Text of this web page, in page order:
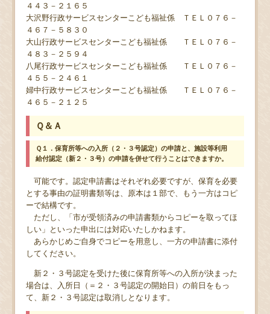
４４３－２１６５
大沢野行政サービスセンターこども福祉係 ＴＥＬ０７６－
４６７－５８３０
大山行政サービスセンターこども福祉係 ＴＥＬ０７６－
４８３－２５９４
八尾行政サービスセンターこども福祉係 ＴＥＬ０７６－
４５５－２４６１
婦中行政サービスセンターこども福祉係 ＴＥＬ０７６－
４６５－２１２５
Ｑ＆Ａ
Ｑ１．保育所等への入所（２・３号認定）の申請と、施設等利用
給付認定（新２・３号）の申請を併せて行うことはできますか。
可能です。認定申請書はそれぞれ必要ですが、保育を必要
とする事由の証明書類等は、原本は１部で、もう一方はコピ
ーで結構です。
ただし、「市が受領済みの申請書類からコピーを取ってほ
しい」といった申出には対応いたしかねます。
あらかじめご自身でコピーを用意し、一方の申請書に添付
してください。
新２・３号認定を受けた後に保育所等への入所が決まった
場合は、入所日（＝２・３号認定の開始日）の前日をもっ
て、新２・３号認定は取消しとなります。